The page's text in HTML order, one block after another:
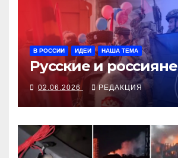
В РОССИИ ИДЕИ НАША ТЕМА
Русские и россияне
02.06.2026 РЕДАКЦИЯ